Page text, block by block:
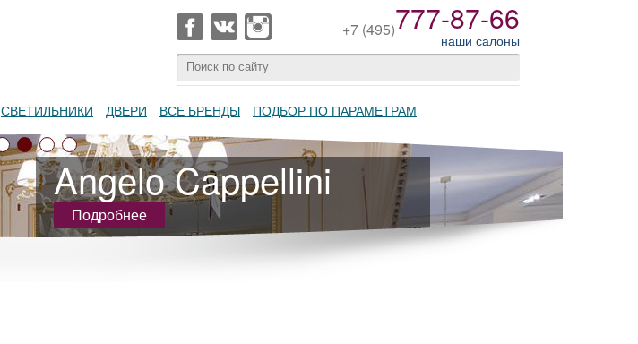
+7 (495)777-87-66
наши салоны
СВЕТИЛЬНИКИ ДВЕРИ ВСЕ БРЕНДЫ ПОДБОР ПО ПАРАМЕТРАМ
Angelo Cappellini
Подробнее